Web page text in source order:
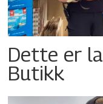
Dette er
Butikk